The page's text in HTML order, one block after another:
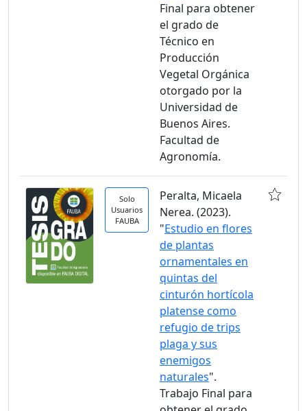
Final para obtener
el grado de
Técnico en
Producción
Vegetal Orgánica
otorgado por la
Universidad de
Buenos Aires.
Facultad de
Agronomía.
Solo
Usuarios
FAUBA
Peralta, Micaela
Nerea. (2023).
"Estudio en flores
de plantas
ornamentales en
quintas del
cinturón hortícola
platense como
refugio de trips
plaga y sus
enemigos
naturales".
Trabajo Final para